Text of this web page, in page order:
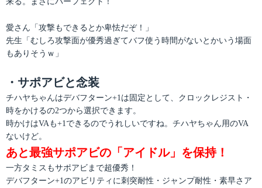
愛さん「攻撃もできるとか卑怯だぞ！」
先生「むしろ攻撃面が優秀過ぎてバフ使う時間がないとかいう場面
もありそうｗ」
・サポアビと念装
チハヤちゃんはデバフターン+1は固定として、クロックレジスト・
時をかけるの2つから選択できます。
時かけはVAも+1できるのでうれしいですね。チハヤちゃん用のVA
ないけど。
あと最強サポアビの「アイドル」を保持！
一方タミスもサポアビまで超優秀！
デバフターン+1のアビリティに刺突耐性・ジャンプ耐性・素早さア